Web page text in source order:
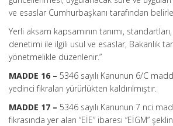
ve esaslar Cumhurbaşkanı tarafından
Yerli aksam kapsamının tanımı,
denetimi ile ilgili usul ve esaslar, Bakanlık
yönetmelikle düzenlenir.”
MADDE 16 – 5346 sayılı Kanunun 6/C
yedinci fıkraları yürürlükten kaldırılmıştır.
MADDE 17 – 5346 sayılı Kanunun 7 nci
fıkrasında yer alan “EİE” ibaresi “EİGM”